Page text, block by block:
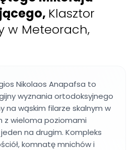
, Klasztor
w Meteorach,
Nikolaos Anapafsa to
wyznania ortodoksyjnego
na wąskim filarze skalnym w
z wieloma poziomami
jeden na drugim. Kompleks
komnatę mnichów i